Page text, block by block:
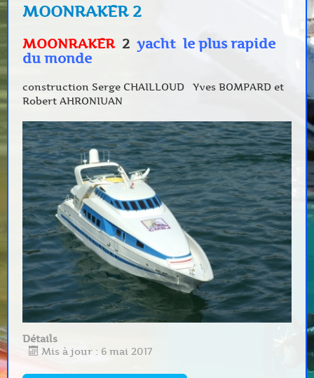
MOONRAKER 2
MOONRAKER2yacht le plus rapide
du monde
construction Serge CHAILLOUD Yves BOMPARD et
Robert AHRONIUAN
Détails
Mis à jour : 6 mai 2017